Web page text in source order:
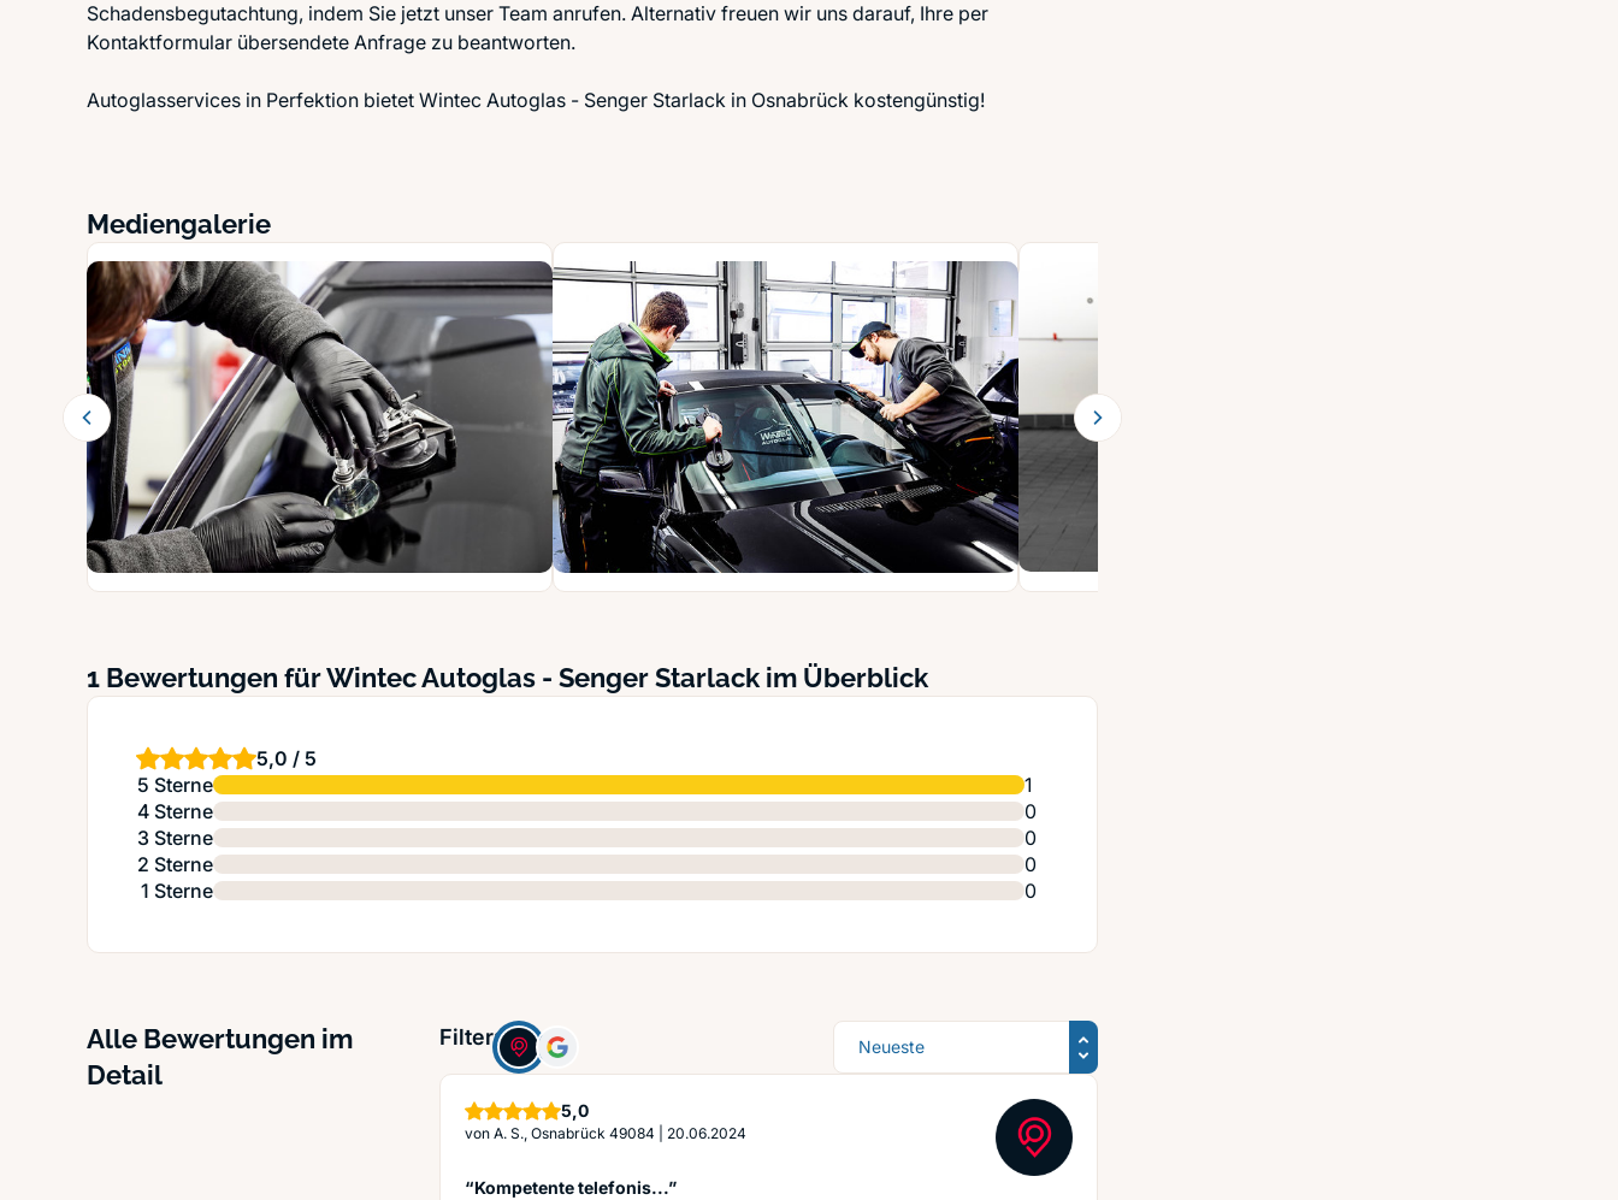
Schadensbegutachtung, indem Sie jetzt unser Team anrufen. Alternativ freuen wir uns darauf, Ihre per
Kontaktformular übersendete Anfrage zu beantworten.
Autoglasservices in Perfektion bietet Wintec Autoglas - Senger Starlack in Osnabrück kostengünstig!
Mediengalerie
1 Bewertungen für Wintec Autoglas - Senger Starlack im Überblick
5,0 / 5
5 Sterne
1
4 Sterne
0
3 Sterne
0
2 Sterne
0
1 Sterne
0
Alle Bewertungen im
Detail
Filter: Sortierung
5,0Sterne
von A. S., Osnabrück 49084 20.06.2024
“Kompetente telefonis...”